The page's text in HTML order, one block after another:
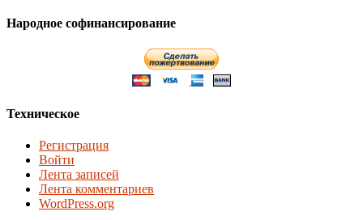
Народное софинансирование
Техническое
Регистрация
Войти
Лента записей
Лента комментариев
WordPress.org